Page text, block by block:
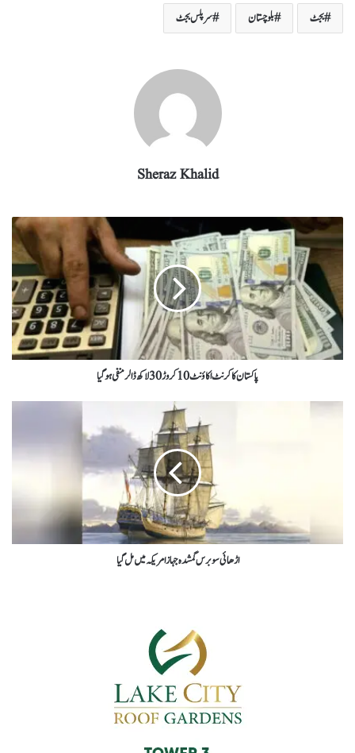
A
ok
r
In بجٹ بلوچستان سرپلس بجٹ
Sheraz Khalid
پاکستان کا کرنٹ اکاؤنٹ 10 کروڑ 30 لاکھ ڈالر منفی ہوگیا
اڑھائی سوبرس گمشدہ جہاز امریکہ میں مل گیا